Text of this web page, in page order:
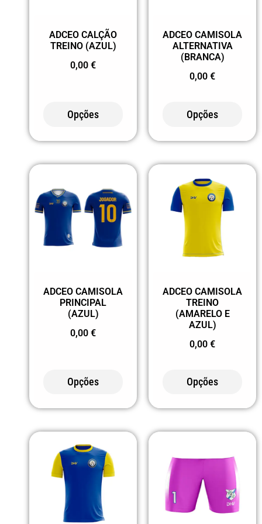
02243
PRETO/PRETO
PRETO/CHUMBO
0258
PRETO/CINZA
0302
AMARELO/PRETO
0355
05 AZUL
0501 AZUL E
AZUL/PRETO
AMARELO FLUOR
05242 AZUL
0555
AZUL/MARINHO
06 BEGE
ADCEO CALÇÃO
TREINO (AZUL)
0,00 €
Opções
ADCEO CAMISOLA
ALTERNATIVA
(BRANCA)
0,00 €
Opções
ADCEO CAMISOLA
PRINCIPAL
(AZUL)
0,00 €
Opções
ADCEO CAMISOLA
TREINO
(AMARELO E
AZUL)
0,00 €
Opções